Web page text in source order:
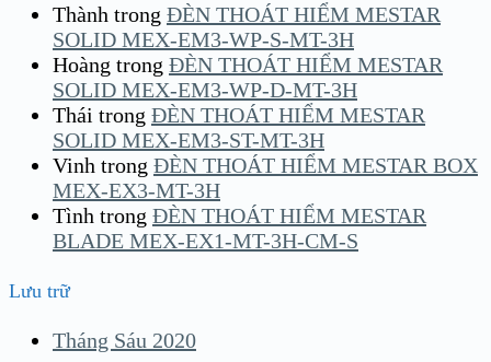
Thành trong ĐÈN THOÁT HIỂM MESTAR
SOLID MEX-EM3-WP-S-MT-3H
Hoàng trong ĐÈN THOÁT HIỂM MESTAR
SOLID MEX-EM3-WP-D-MT-3H
Thái trong ĐÈN THOÁT HIỂM MESTAR
SOLID MEX-EM3-ST-MT-3H
Vinh trong ĐÈN THOÁT HIỂM MESTAR BOX
MEX-EX3-MT-3H
Tình trong ĐÈN THOÁT HIỂM MESTAR
BLADE MEX-EX1-MT-3H-CM-S
Lưu trữ
Tháng Sáu 2020